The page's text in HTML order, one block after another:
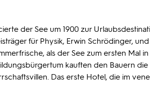
der See um 1900 zur
für Physik, Erwin Schrödinger,
als der See zum ersten Mal
kauften den Bauern
Das erste Hotel, die im